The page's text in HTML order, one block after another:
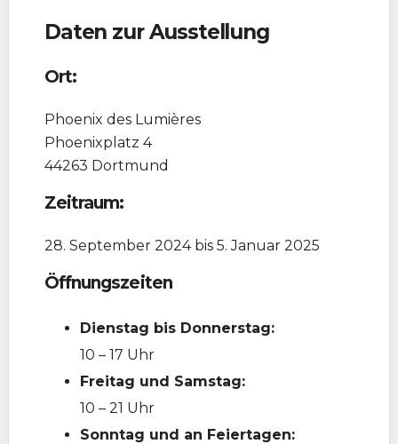
Daten zur Ausstellung
Ort:
Phoenix des Lumières
Phoenixplatz 4
44263 Dortmund
Zeitraum:
28. September 2024 bis 5. Januar 2025
Öffnungszeiten
Dienstag bis Donnerstag:
10 – 17 Uhr
Freitag und Samstag:
10 – 21 Uhr
Sonntag und an Feiertagen: